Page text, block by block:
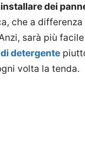
installare dei
che a
sarà più
di detergente
volta la tenda.